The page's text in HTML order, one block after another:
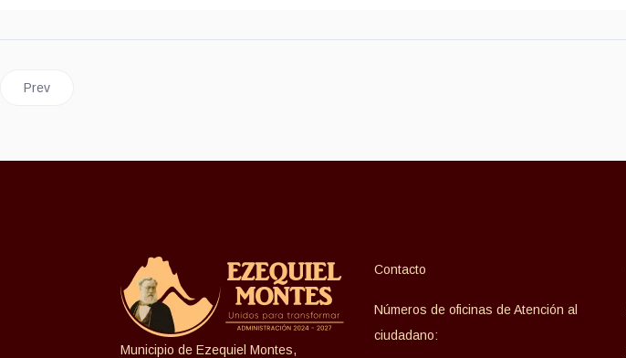
Previous article: Mujer Trabajadora 2025
Prev
Municipio de Ezequiel Montes,
Contacto
Números de oficinas de Atención al
ciudadano: